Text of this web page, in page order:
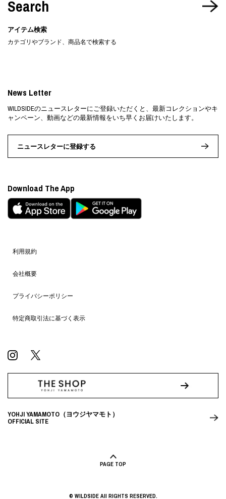
Search
アイテム検索
カテゴリやブランド、商品名で検索する
利用規約
会社概要
プライバシーポリシー
特定商取引法に基づく表示
News Letter
WILDSIDEのニュースレターにご登録いただくと、最新コレクションやキ
ャンペーン、動画などの最新情報をいち早くお届けいたします。
ニュースレターに登録する
Download The App
YOHJI YAMAMOTO（ヨウジヤマモト）
OFFICIAL SITE
PAGE TOP
© WILDSIDE All RIGHTS RESERVED.